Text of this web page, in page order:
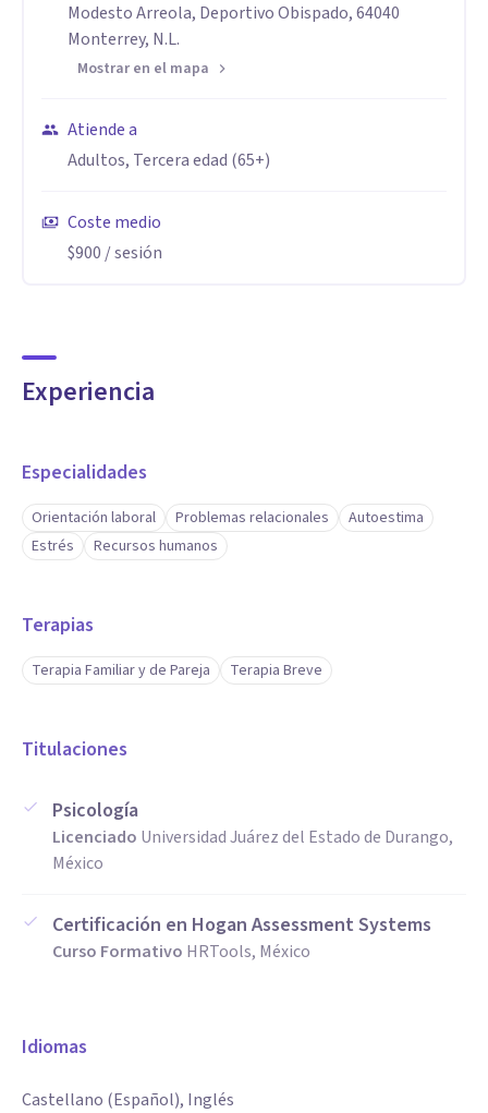
Modesto Arreola, Deportivo Obispado, 64040
Monterrey, N.L.
Mostrar en el mapa
Atiende a
Adultos, Tercera edad (65+)
Coste medio
$900 / sesión
Experiencia
Especialidades
Orientación laboral Problemas relacionales
Autoestima
Estrés
Recursos humanos
Terapias
Terapia Familiar y de Pareja Terapia Breve
Titulaciones
Psicología
Licenciado Universidad Juárez del Estado de Durango,
México
Certificación en Hogan Assessment Systems
Curso Formativo HRTools, México
Idiomas
Castellano (Español), Inglés